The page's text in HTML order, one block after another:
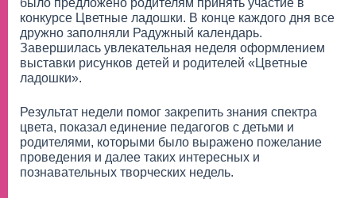
конкурсе Цветные ладошки. В конце каждого дня все
дружно заполняли Радужный календарь.
Завершилась увлекательная неделя оформлением
выставки рисунков детей и родителей «Цветные
ладошки».
Результат недели помог закрепить знания спектра
цвета, показал единение педагогов с детьми и
родителями, которыми было выражено пожелание
проведения и далее таких интересных и
познавательных творческих недель.